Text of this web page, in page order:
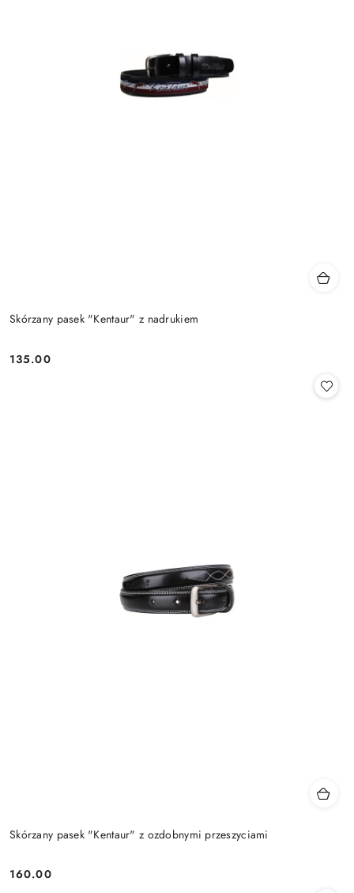
Skórzany pasek "Kentaur" z nadrukiem
Cena:
135.00
Skórzany pasek "Kentaur" z ozdobnymi przeszyciami
Cena:
160.00